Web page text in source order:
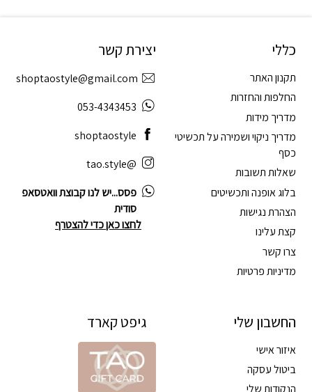
כללי
תקנון האתר
החלפות והחזרות
מדריך מידות
מדריך ניקוי ושמירה על תכשיטי
כסף
שאלות תשובות
בלוג אופנה ותכשיטים
הצהרת נגישות
קצת עלינו
צרו קשר
מדיניות פרטיות
החשבון שלי
איזור אישי
ביטול עסקה
הנקודות שלי
יצירת קשר
shoptaostyle@gmail.com
053-4343453
shoptaostyle
@tao.style
פסס...יש לנו קבוצת וואטסאפ
סודית
לחצו כאן כדי להצטרף
גיפט קארד